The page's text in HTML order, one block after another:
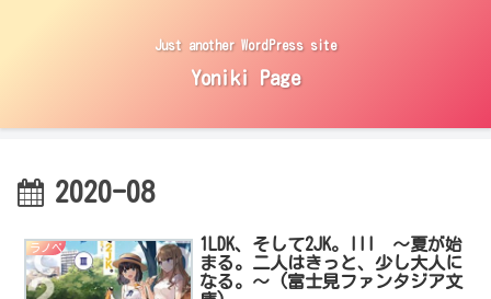
Just another WordPress site
Yoniki Page
2020-08
ラノベ
1LDK、そして2JK。III ～夏が始
まる。二人はきっと、少し大人に
なる。～ (富士見ファンタジア文